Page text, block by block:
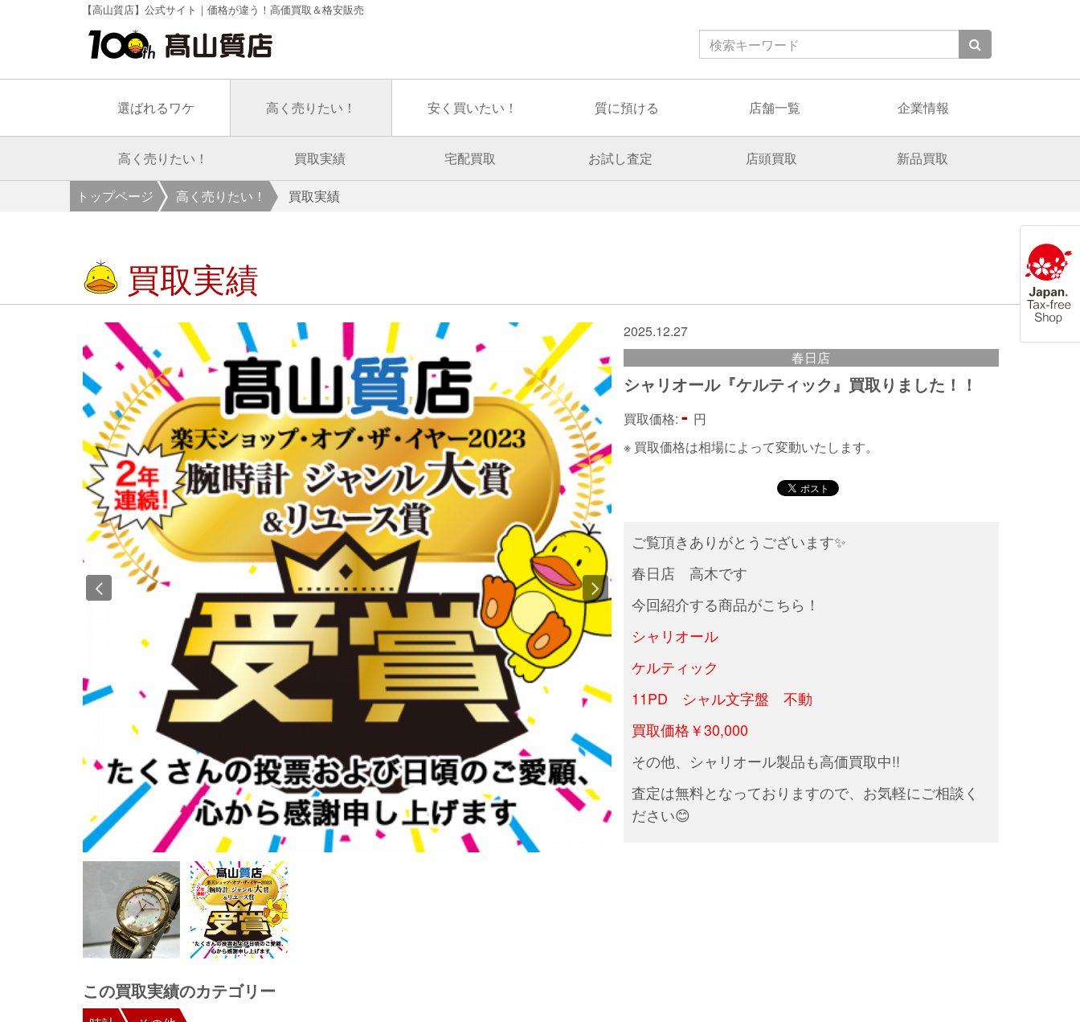
【高山質店】公式サイト｜価格が違う！高価買取＆格安販売
選ばれるワケ 高く売りたい！ 安く買いたい！ 質に預ける 店舗一覧 企業情報
高く売りたい！ 買取実績 宅配買取 お試し査定 店頭買取 新品買取
トップページ 高く売りたい！ 買取実績
買取実績
2025.12.27
春日店
シャリオール『ケルティック』買取りました！！
買取価格:- 円
※ 買取価格は相場によって変動いたします。
ご覧頂きありがとうございます✨
春日店 高木です
今回紹介する商品がこちら！
シャリオール
ケルティック
11PD シャル文字盤 不動
買取価格￥30,000
その他、シャリオール製品も高価買取中!!
査定は無料となっておりますので、お気軽にご相談く
ださい😊
この買取実績のカテゴリー